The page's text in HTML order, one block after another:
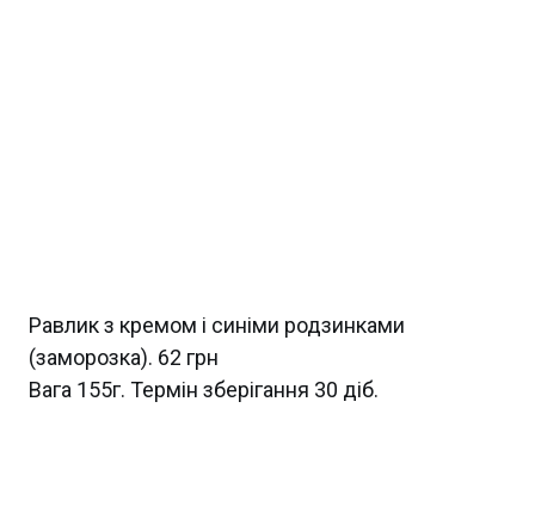
Равлик з кремом і синіми родзинками
(заморозка). 62 грн
Вага 155г. Термін зберігання 30 діб.